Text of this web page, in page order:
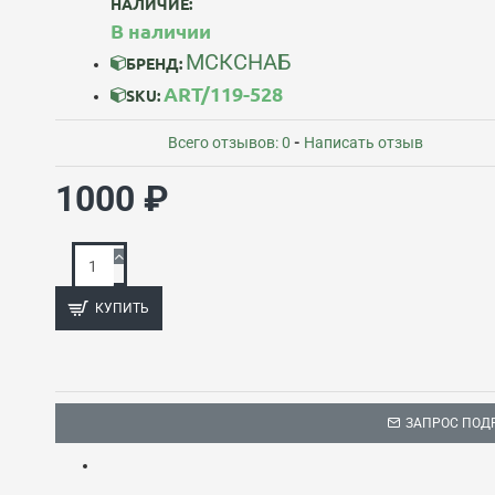
В наличии
БРЕНД: МСКСНАБ
SKU:ART/119-528
Всего отзывов: 0 - Написать отзыв
1000 ₽
КУПИТЬ
ЗАПРОС